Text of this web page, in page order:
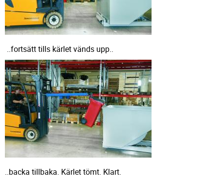
..fortsätt tills kärlet vänds upp..
..backa tillbaka. Kärlet tömt. Klart.